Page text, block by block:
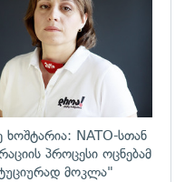
ხოშტარია: NATO-სთან
პროცესი ოცნებამ
მოკლა"